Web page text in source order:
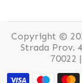
Copyright ©
Strada Prov.
70022 |